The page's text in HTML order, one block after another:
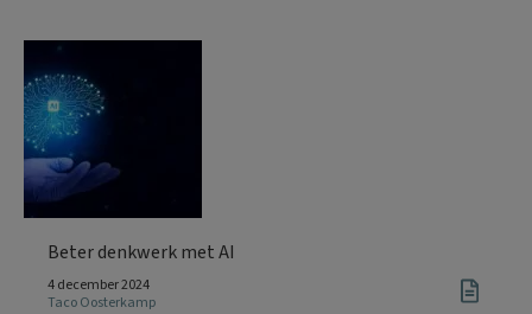
Beter denkwerk met AI
4 december 2024
Taco Oosterkamp